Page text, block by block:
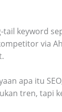
keyword
via
apa itu
tren, tapi